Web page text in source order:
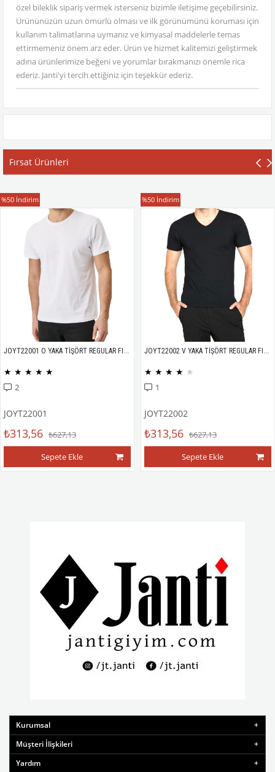
özel bileklik sipariş vermek isterseniz bizimle iletişime geçebilirsiniz.
Ürününüzün uzun ömürlü olması ve ilk görünümünü koruması için
kullanım talimatlarına uymanız ve kimyasal maddelerle temas
ettirmemeniz önem arz eder. Ürün ve hizmet kalitemizi geliştirmek
adına ürünlerimize beğeni ve yorumlar bırakmanızı önemle rica
ederiz. Janti'yi tercih ettiğiniz için teşekkür ederiz.
Fırsat Ürünleri
T-Shirt
JOYT22001 O YAKA TİŞÖRT REGULAR FIT %100 PAMUK COMPACK PENYE
★ ★ ★ ★ ★
2
JOYT22001
₺313,56 ₺627,13
Sepete Ekle
%50 İndirim T-Shirt
JOYT22002 V YAKA TİŞÖRT REGULAR FIT %100 PAMUK COMPACK PENYE
★ ★ ★ ★ ★
1
JOYT22002
₺313,56 ₺627,13
Sepete Ekle
%50 İndirim
Kurumsal
Müşteri İlişkileri
Yardım